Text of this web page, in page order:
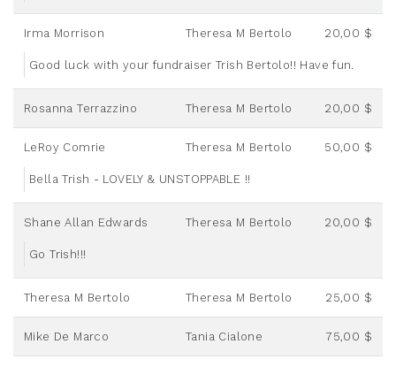
Irma Morrison Theresa M Bertolo 20,00 $
Good luck with your fundraiser Trish Bertolo!! Have fun.
Rosanna Terrazzino Theresa M Bertolo 20,00 $
LeRoy Comrie Theresa M Bertolo 50,00 $
Bella Trish - LOVELY & UNSTOPPABLE !!
Shane Allan Edwards Theresa M Bertolo 20,00 $
Go Trish!!!
Theresa M Bertolo Theresa M Bertolo 25,00 $
Mike De Marco Tania Cialone 75,00 $